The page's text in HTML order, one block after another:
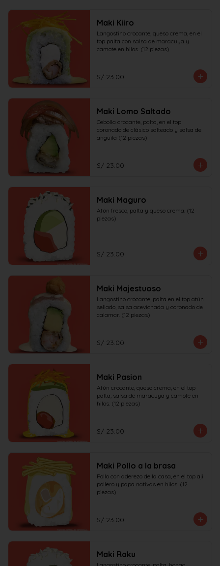
Maki Kiiro
Langostino crocante, queso crema, en el
top palta con salsa de maracuya y
camote en hilos. (12 piezas)
S/ 23.00
Maki Lomo Saltado
Cebolla crocante, palta, en el top
coronado de clásico salteado y salsa de
anguila (12 piezas)
S/ 23.00
Maki Maguro
Atún fresco, palta y queso crema. (12
piezas)
S/ 23.00
Maki Majestuoso
Langostino crocante, palta en el top atún
sellado, salsa acevichada y coronado de
calamar. (12 piezas)
S/ 23.00
Maki Pasion
Atún crocante, queso crema, en el top
palta, salsa de maracuya y camote en
hilos. (12 piezas)
S/ 23.00
Maki Pollo a la brasa
Pollo con aderezo de la casa, en el top aji
pollero y papa nativas en hilos. (12
piezas)
S/ 23.00
Maki Raku